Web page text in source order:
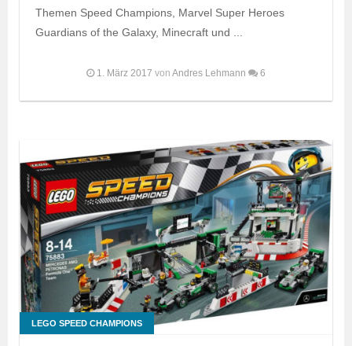
Themen Speed Champions, Marvel Super Heroes
Guardians of the Galaxy, Minecraft und ...
1. März 2017 von Andres Lehmann 6
LEGO SPEED CHAMPIONS